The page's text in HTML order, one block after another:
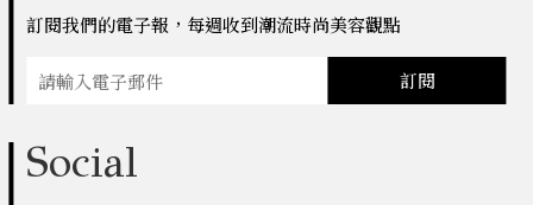
訂閱我們的電子報，每週收到潮流時尚美容觀點
訂閱
Social